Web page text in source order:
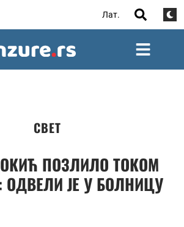
Лат.
СВЕТ
ПОЗЛИЛО ТОКОМ
ОДВЕЛИ ЈЕ У БОЛНИЦУ